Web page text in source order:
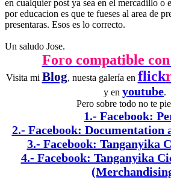
en cualquier post ya sea en el mercadillo o
por educacion es que te fueses al area de
presentaras. Esos es lo correcto.
Un saludo Jose.
Foro compatible
Visita mi Blog, nuesta galería en flick
y en youtube.
Pero sobre todo no te
1.- Facebook:
2.- Facebook: Documentation
3.- Facebook: Tanganyika
4.- Facebook: Tanganyika